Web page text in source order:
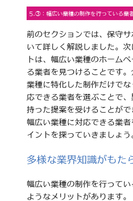
5.③：幅広い業種の制作を行っている業
前のセクションでは、保守
いて詳しく解説しました。
トは、幅広い業種のホーム
る業者を見つけることです
業種に特化した制作だけで
応できる業者を選ぶことで
持った提案を受けることがで
幅広い業種に対応できる業
イントを探っていきましょう
多様な業界知識がもた
幅広い業種の制作を行って
ようなメリットがあります。